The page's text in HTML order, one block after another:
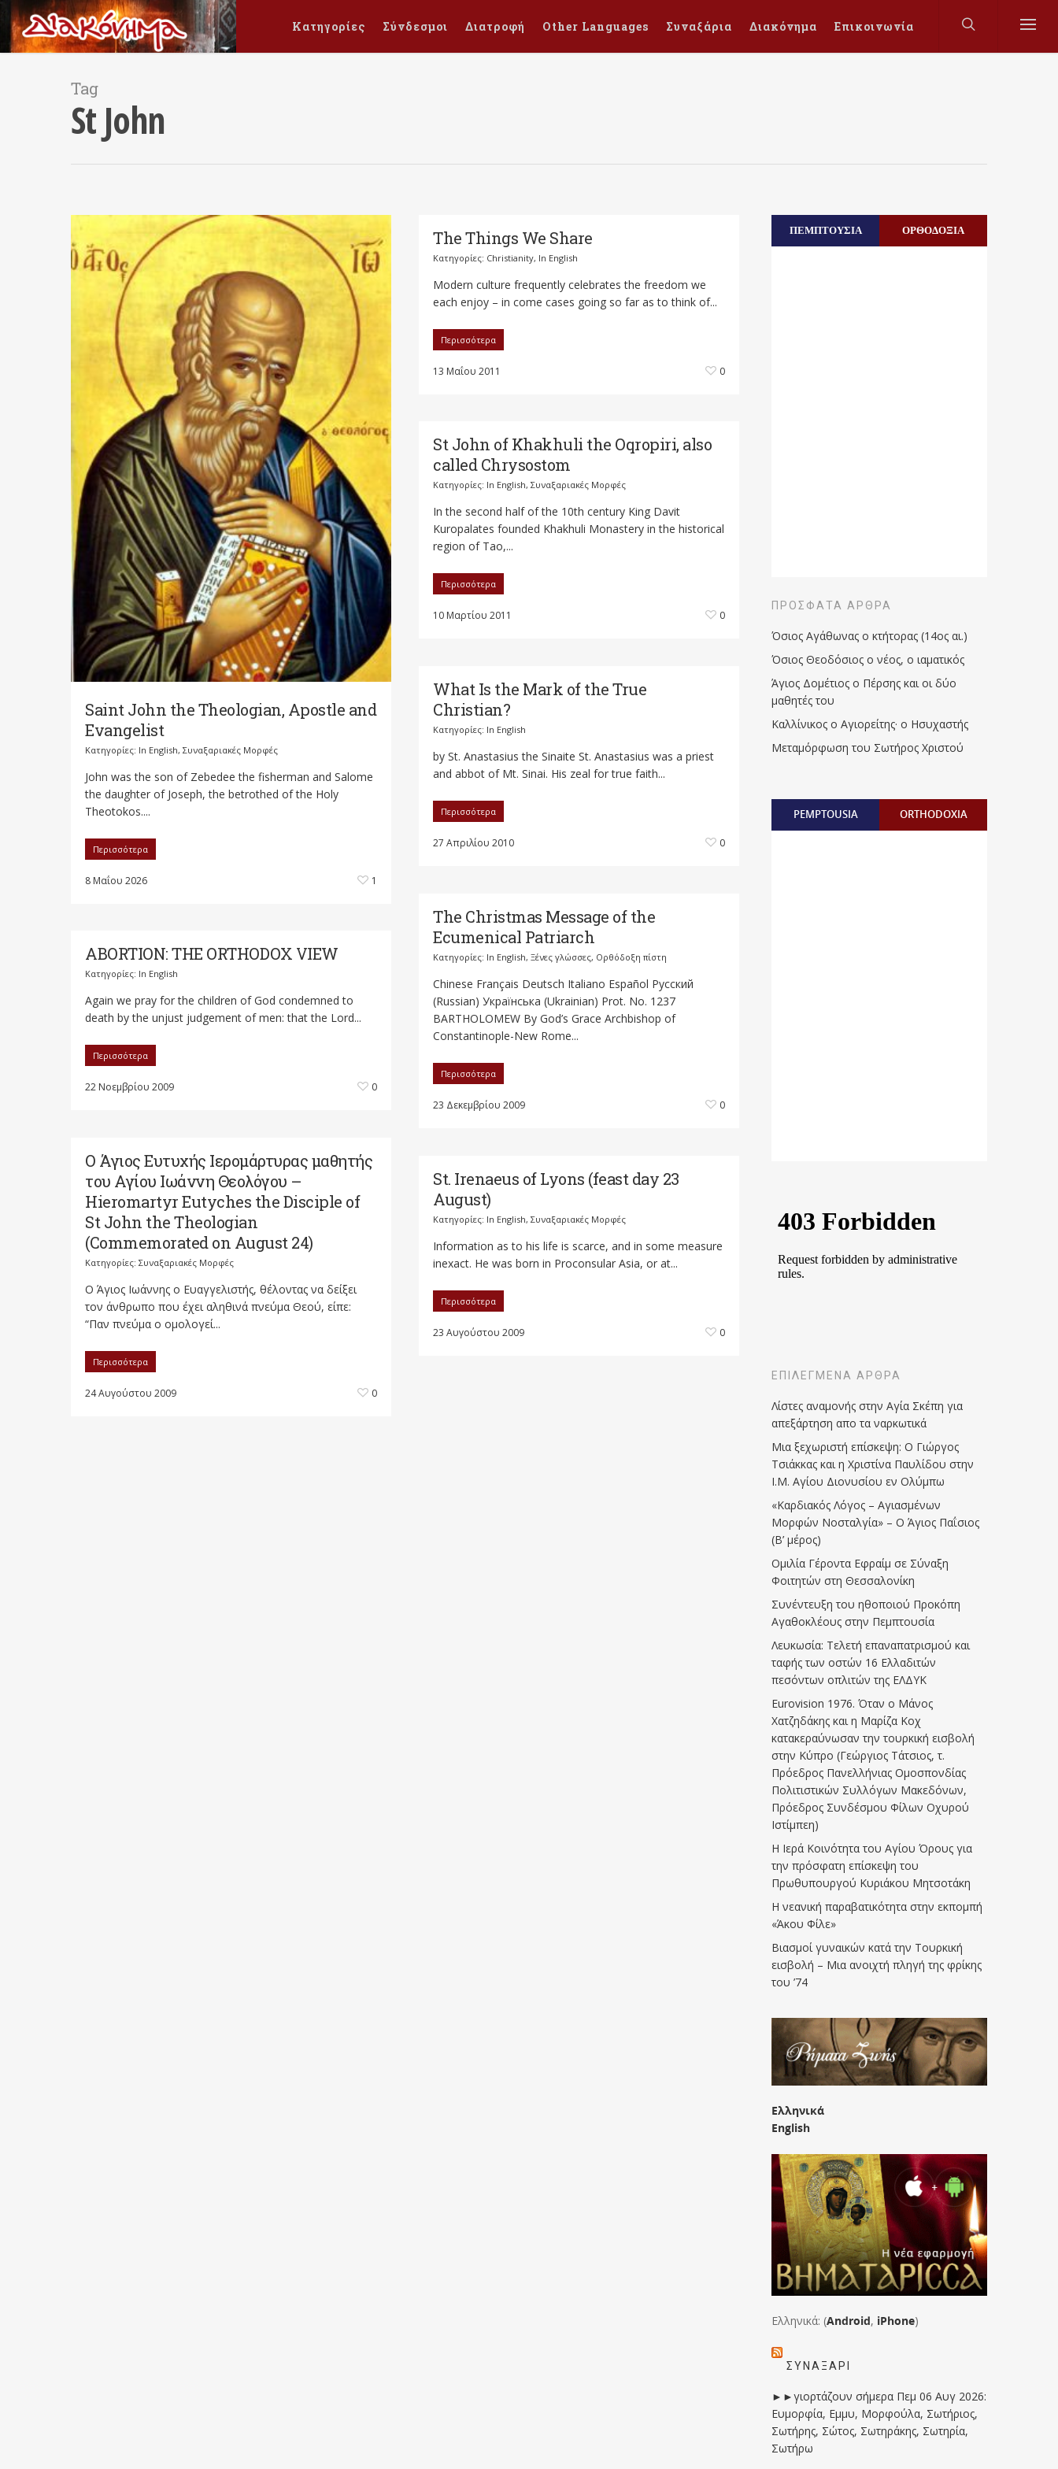
Κατηγορίες Σύνδεσμοι Διατροφή Other Languages Συναξάρια Διακόνημα Επικοινωνία
Tag
St John
Saint John the Theologian, Apostle and
Evangelist
Κατηγορίες: In English, Συναξαριακές Μορφές
John was the son of Zebedee the fisherman and Salome
the daughter of Joseph, the betrothed of the Holy
Theotokos....
Περισσότερα
8 Μαΐου 2026 1
The Things We Share
Κατηγορίες: Christianity, In English
Modern culture frequently celebrates the freedom we
each enjoy – in come cases going so far as to think of...
Περισσότερα
13 Μαΐου 2011 0
St John of Khakhuli the Oqropiri, also
called Chrysostom
Κατηγορίες: In English, Συναξαριακές Μορφές
In the second half of the 10th century King Davit
Kuropalates founded Khakhuli Monastery in the historical
region of Tao,...
Περισσότερα
10 Μαρτίου 2011 0
What Is the Mark of the True
Christian?
Κατηγορίες: In English
by St. Anastasius the Sinaite St. Anastasius was a priest
and abbot of Mt. Sinai. His zeal for true faith...
Περισσότερα
27 Απριλίου 2010 0
The Christmas Message of the
Ecumenical Patriarch
Κατηγορίες: In English, Ξένες γλώσσες, Ορθόδοξη πίστη
Chinese Français Deutsch Italiano Español Русский
(Russian) Українська (Ukrainian) Prot. No. 1237
BARTHOLOMEW By God’s Grace Archbishop of
Constantinople-New Rome...
Περισσότερα
23 Δεκεμβρίου 2009 0
ABORTION: THE ORTHODOX VIEW
Κατηγορίες: In English
Again we pray for the children of God condemned to
death by the unjust judgement of men: that the Lord...
Περισσότερα
22 Νοεμβρίου 2009 0
Ο Άγιος Ευτυχής Ιερομάρτυρας μαθητής
του Αγίου Ιωάννη Θεολόγου –
Hieromartyr Eutyches the Disciple of
St John the Theologian
(Commemorated on August 24)
Κατηγορίες: Συναξαριακές Μορφές
Ο Άγιος Ιωάννης ο Ευαγγελιστής, θέλοντας να δείξει
τον άνθρωπο που έχει αληθινά πνεύμα Θεού, είπε:
“Παν πνεύμα ο ομολογεί...
Περισσότερα
24 Αυγούστου 2009 0
St. Irenaeus of Lyons (feast day 23
August)
Κατηγορίες: In English, Συναξαριακές Μορφές
Information as to his life is scarce, and in some measure
inexact. He was born in Proconsular Asia, or at...
Περισσότερα
23 Αυγούστου 2009 0
ΠΕΜΠΤΟΥΣΙΑ ΟΡΘΟΔΟΞΙΑ
ΠΡΌΣΦΑΤΑ ΆΡΘΡΑ
Όσιος Αγάθωνας ο κτήτορας (14ος αι.)
Όσιος Θεοδόσιος ο νέος, ο ιαματικός
Άγιος Δομέτιος ο Πέρσης και οι δύο
μαθητές του
Καλλίνικος ο Αγιορείτης · ο Ησυχαστής
Μεταμόρφωση του Σωτήρος Χριστού
PEMPTOUSIA ORTHODOXIA
ΕΠΙΛΕΓΜΈΝΑ ΆΡΘΡΑ
Λίστες αναμονής στην Αγία Σκέπη για
απεξάρτηση απο τα ναρκωτικά
Μια ξεχωριστή επίσκεψη: Ο Γιώργος
Τσιάκκας και η Χριστίνα Παυλίδου στην
Ι.Μ. Αγίου Διονυσίου εν Ολύμπω
«Καρδιακός Λόγος – Αγιασμένων
Μορφών Νοσταλγία» – Ο Άγιος Παΐσιος
(Β’ μέρος)
Ομιλία Γέροντα Εφραίμ σε Σύναξη
Φοιτητών στη Θεσσαλονίκη
Συνέντευξη του ηθοποιού Προκόπη
Αγαθοκλέους στην Πεμπτουσία
Λευκωσία: Τελετή επαναπατρισμού και
ταφής των οστών 16 Ελλαδιτών
πεσόντων οπλιτών της ΕΛΔΥΚ
Eurovision 1976. Όταν ο Μάνος
Χατζηδάκης και η Μαρίζα Κοχ
κατακεραύνωσαν την τουρκική εισβολή
στην Κύπρο (Γεώργιος Τάτσιος, τ.
Πρόεδρος Πανελλήνιας Ομοσπονδίας
Πολιτιστικών Συλλόγων Μακεδόνων,
Πρόεδρος Συνδέσμου Φίλων Οχυρού
Ιστίμπεη)
Η Ιερά Κοινότητα του Αγίου Όρους για
την πρόσφατη επίσκεψη του
Πρωθυπουργού Κυριάκου Μητσοτάκη
Η νεανική παραβατικότητα στην εκπομπή
«Άκου Φίλε»
Βιασμοί γυναικών κατά την Τουρκική
εισβολή – Μια ανοιχτή πληγή της φρίκης
του ’74
Ελληνικά
English
Ελληνικά: (Android, iPhone)
ΣΥΝΑΞΆΡΙ
►►γιορτάζουν σήμερα Πεμ 06 Αυγ 2026:
Ευμορφία, Εμμυ, Μορφούλα, Σωτήριος,
Σωτήρης, Σώτος, Σωτηράκης, Σωτηρία,
Σωτήρω